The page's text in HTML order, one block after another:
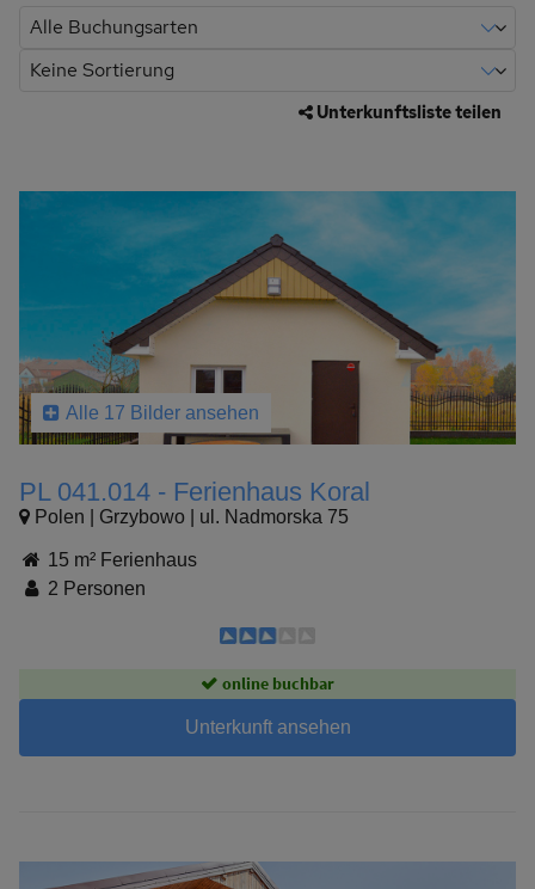
Unterkunftsliste teilen
Alle 17 Bilder ansehen
PL 041.014 - Ferienhaus Koral
Polen | Grzybowo | ul. Nadmorska 75
15 m² Ferienhaus
2 Personen
online buchbar
Unterkunft ansehen